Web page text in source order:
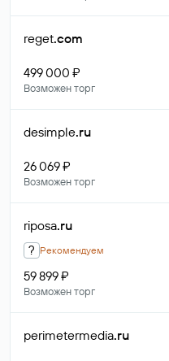
reget.com
499 000 ₽
Возможен торг
desimple.ru
26 069 ₽
Возможен торг
riposa.ru
? Рекомендуем
59 899 ₽
Возможен торг
perimetermedia.ru